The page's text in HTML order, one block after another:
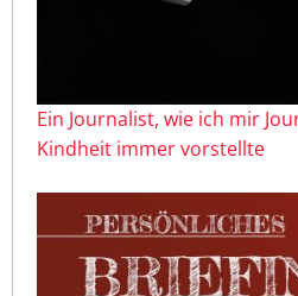
Ein Journalist, wie ich mir
Kindheit immer vorstellte